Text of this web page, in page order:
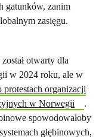
gatunków, zanim
zasięgu.
otwarty dla
w 2024 roku, ale w
protestach organizacji
w Norwegii
.
spowodowałoby
głębinowych,